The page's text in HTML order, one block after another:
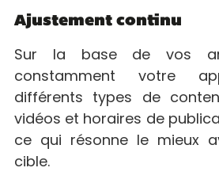
Ajustement continu
Sur la base de vos
constamment votre
différents types de
vidéos et horaires de
ce qui résonne le mieux
cible.